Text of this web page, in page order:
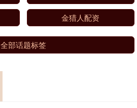
金猎人配资
全部话题标签